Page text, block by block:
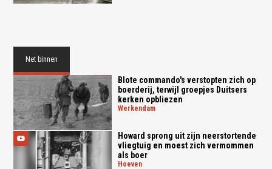
Net binnen
Blote commando's verstopten zich op
boerderij, terwijl groepjes Duitsers
kerken opbliezen
werkendam
Howard sprong uit zijn neerstortende
vliegtuig en moest zich vermommen
als boer
hoeven